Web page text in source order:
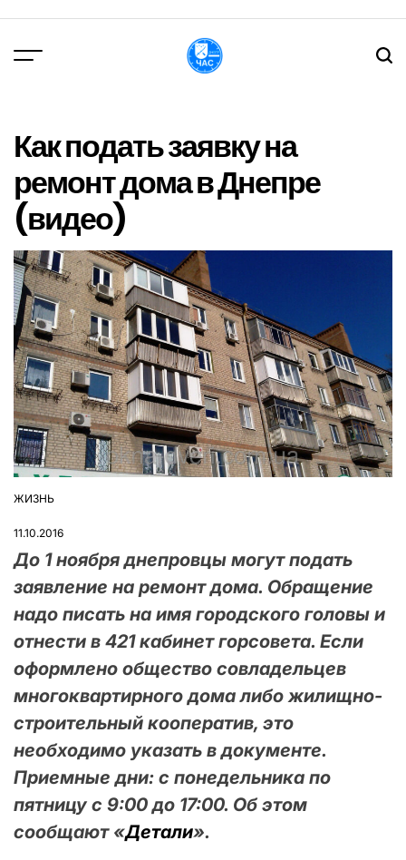
вмісту
Как подать заявку на
ремонт дома в Днепре
(видео)
ОПУБЛІКУВАТИ
ЖИЗНЬ
11.10.2016
До 1 ноября днепровцы могут подать
заявление на ремонт дома. Обращение
надо писать на имя городского головы и
отнести в 421 кабинет горсовета. Если
оформлено общество совладельцев
многоквартирного дома либо жилищно-
строительный кооператив, это
необходимо указать в документе.
Приемные дни: с понедельника по
пятницу с 9:00 до 17:00. Об этом
сообщают «Детали».